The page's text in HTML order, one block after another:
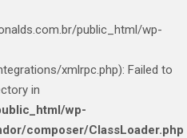
public_html/wp-
xmlrpc.php): Failed to
in
wp-
composer/ClassLoader.php